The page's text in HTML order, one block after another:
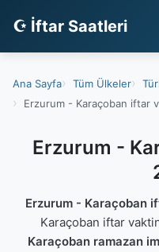
☪ İftar Saatleri
Ana Sayfa Tüm Ülkeler
Erzurum - Karaçoban iftar
Erzurum -
Erzurum - Karaçoban
Karaçoban iftar
Karaçoban ramazan